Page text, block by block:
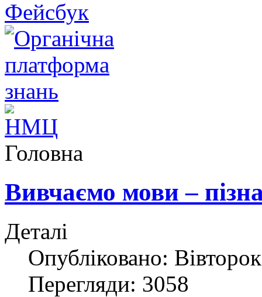
Головна
Вивчаємо мови –
Деталі
Опубліковано:
Перегляди: 3058